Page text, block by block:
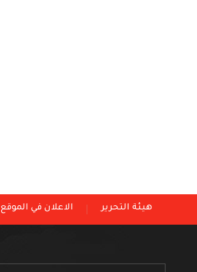
هيئة التحرير الاعلان في الموقع